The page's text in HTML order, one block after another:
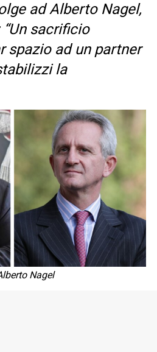
ad Alberto Nagel,
sacrificio
spazio ad un partner
la
Nagel